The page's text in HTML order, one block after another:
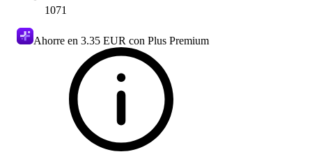
1071
Ahorre en 3.35 EUR con Plus Premium